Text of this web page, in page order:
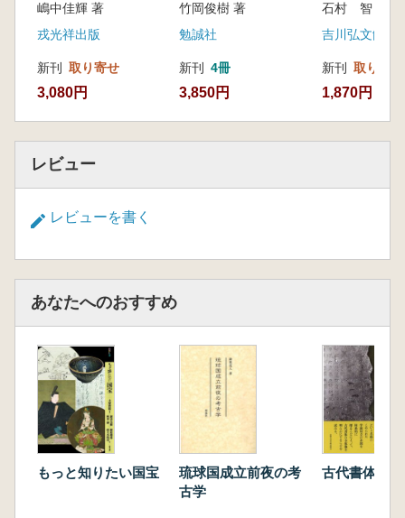
嶋中佳輝 著
戎光祥出版
新刊 取り寄せ
3,080円
竹岡俊樹 著
勉誠社
新刊 4冊
3,850円
石村 智 著
吉川弘文館
新刊 取り寄せ
1,870円
レビュー
レビューを書く
あなたへのおすすめ
もっと知りたい国宝
琉球国成立前夜の考
古学
古代書体論考